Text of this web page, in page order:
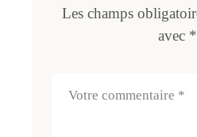
Les champs
avec *